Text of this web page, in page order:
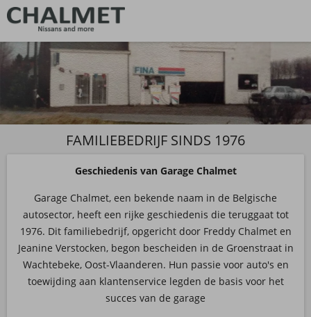
FAMILIEBEDRIJF SINDS 1976
Geschiedenis van Garage Chalmet
Garage Chalmet, een bekende naam in de Belgische
autosector, heeft een rijke geschiedenis die teruggaat tot
1976. Dit familiebedrijf, opgericht door Freddy Chalmet en
Jeanine Verstocken, begon bescheiden in de Groenstraat in
Wachtebeke, Oost-Vlaanderen. Hun passie voor auto's en
toewijding aan klantenservice legden de basis voor het
succes van de garage